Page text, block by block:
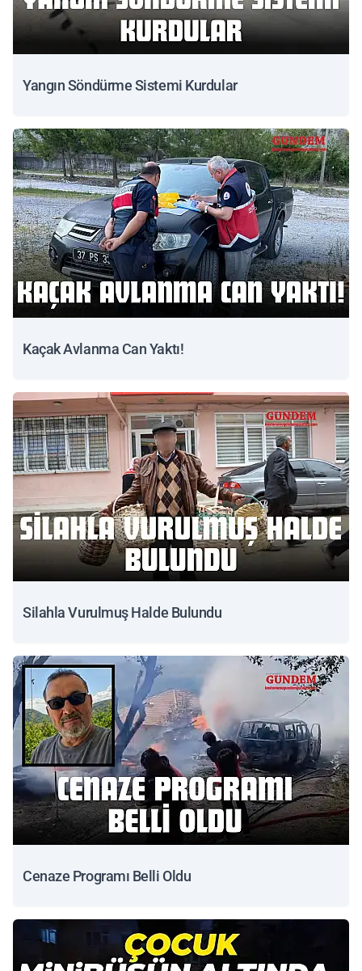
Yangın Söndürme Sistemi Kurdular
Kaçak Avlanma Can Yaktı!
Silahla Vurulmuş Halde Bulundu
Cenaze Programı Belli Oldu